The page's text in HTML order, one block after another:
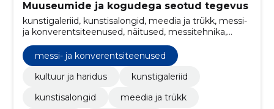
Muuseumide ja kogudega seotud tegevus
kunstigaleriid, kunstisalongid, meedia ja trükk, messi-
ja konverentsiteenused, näitused, messitehnika,
muuseumid ja galeriid, näitusetehnika, reisi- ja
puhkusteenused, reisimine ja matkamine
messi- ja konverentsiteenused
kultuur ja haridus
kunstigaleriid
kunstisalongid
meedia ja trükk